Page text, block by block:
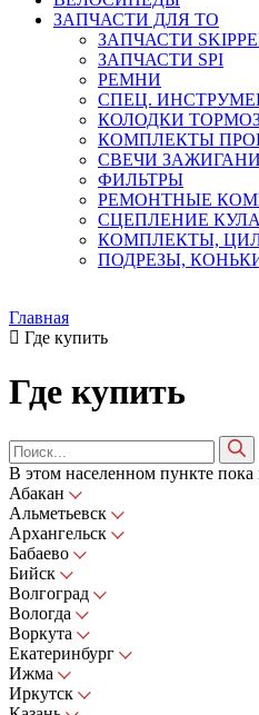
ЗАПЧАСТИ ДЛЯ ТО
ЗАПЧАСТИ
ЗАПЧАСТИ SPI
РЕМНИ
СПЕЦ.
КОЛОДКИ
КОМПЛЕКТЫ
СВЕЧИ
ФИЛЬТРЫ
РЕМОНТНЫЕ
СЦЕПЛЕНИЕ
КОМПЛЕКТЫ,
ПОДРЕЗЫ,
Главная
Где купить
Где купить
В этом населенном пункте пока
Абакан
Альметьевск
Архангельск
Бабаево
Бийск
Волгоград
Вологда
Воркута
Екатеринбург
Ижма
Иркутск